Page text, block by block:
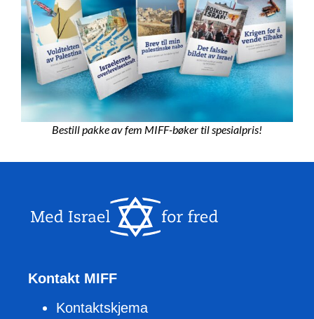
Bestill pakke av fem MIFF-bøker til spesialpris!
Kontakt MIFF
Kontaktskjema